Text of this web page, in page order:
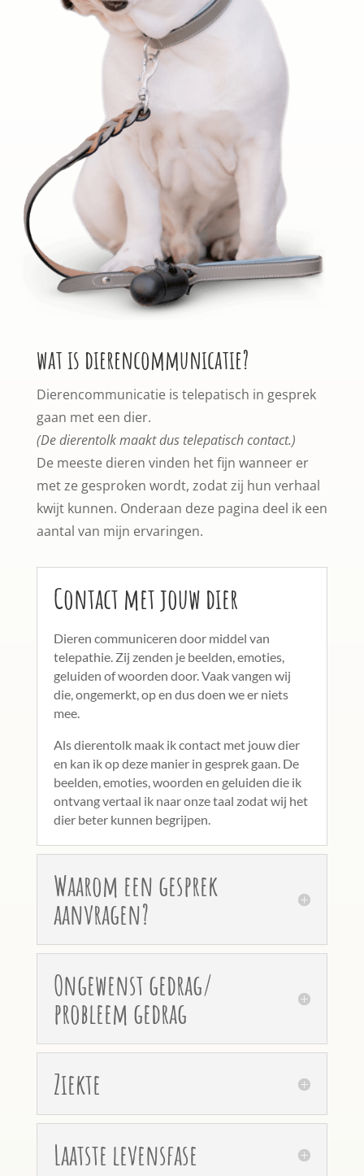
wat is dierencommunicatie?
Dierencommunicatie is telepatisch in gesprek
gaan met een dier.
(De dierentolk maakt dus telepatisch contact.)
De meeste dieren vinden het fijn wanneer er
met ze gesproken wordt, zodat zij hun verhaal
kwijt kunnen. Onderaan deze pagina deel ik een
aantal van mijn ervaringen.
Contact met jouw dier
Dieren communiceren door middel van
telepathie. Zij zenden je beelden, emoties,
geluiden of woorden door. Vaak vangen wij
die, ongemerkt, op en dus doen we er niets
mee.
Als dierentolk maak ik contact met jouw dier
en kan ik op deze manier in gesprek gaan. De
beelden, emoties, woorden en geluiden die ik
ontvang vertaal ik naar onze taal zodat wij het
dier beter kunnen begrijpen.
Waarom een gesprek
aanvragen?
Ongewenst gedrag/
probleem gedrag
Ziekte
Laatste levensfase